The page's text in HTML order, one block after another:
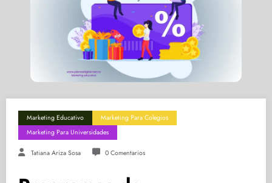
Marketing Educativo
Marketing Para Colegios
Marketing Para Universidades
Tatiana Ariza Sosa 0 Comentarios